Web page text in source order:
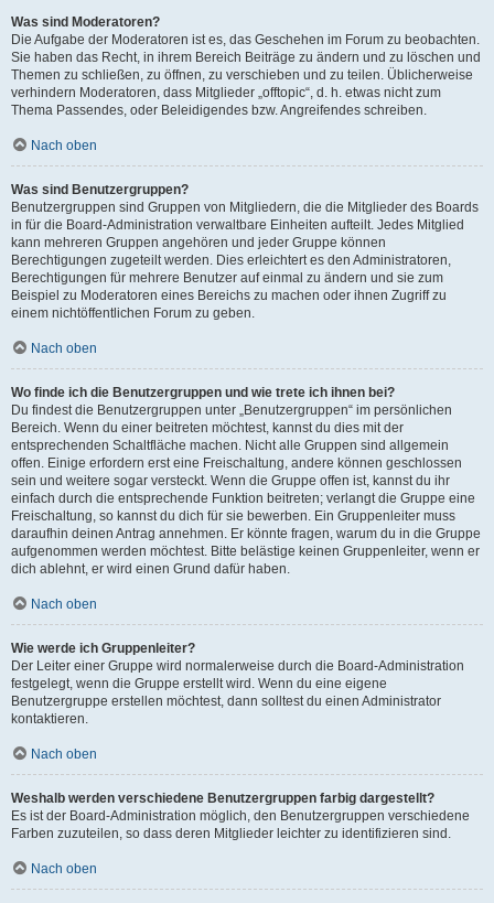
Was sind Moderatoren?
Die Aufgabe der Moderatoren ist es, das Geschehen im Forum zu beobachten.
Sie haben das Recht, in ihrem Bereich Beiträge zu ändern und zu löschen und
Themen zu schließen, zu öffnen, zu verschieben und zu teilen. Üblicherweise
verhindern Moderatoren, dass Mitglieder „offtopic“, d. h. etwas nicht zum
Thema Passendes, oder Beleidigendes bzw. Angreifendes schreiben.
Nach oben
Was sind Benutzergruppen?
Benutzergruppen sind Gruppen von Mitgliedern, die die Mitglieder des Boards
in für die Board-Administration verwaltbare Einheiten aufteilt. Jedes Mitglied
kann mehreren Gruppen angehören und jeder Gruppe können
Berechtigungen zugeteilt werden. Dies erleichtert es den Administratoren,
Berechtigungen für mehrere Benutzer auf einmal zu ändern und sie zum
Beispiel zu Moderatoren eines Bereichs zu machen oder ihnen Zugriff zu
einem nichtöffentlichen Forum zu geben.
Nach oben
Wo finde ich die Benutzergruppen und wie trete ich ihnen bei?
Du findest die Benutzergruppen unter „Benutzergruppen“ im persönlichen
Bereich. Wenn du einer beitreten möchtest, kannst du dies mit der
entsprechenden Schaltfläche machen. Nicht alle Gruppen sind allgemein
offen. Einige erfordern erst eine Freischaltung, andere können geschlossen
sein und weitere sogar versteckt. Wenn die Gruppe offen ist, kannst du ihr
einfach durch die entsprechende Funktion beitreten; verlangt die Gruppe eine
Freischaltung, so kannst du dich für sie bewerben. Ein Gruppenleiter muss
daraufhin deinen Antrag annehmen. Er könnte fragen, warum du in die Gruppe
aufgenommen werden möchtest. Bitte belästige keinen Gruppenleiter, wenn er
dich ablehnt, er wird einen Grund dafür haben.
Nach oben
Wie werde ich Gruppenleiter?
Der Leiter einer Gruppe wird normalerweise durch die Board-Administration
festgelegt, wenn die Gruppe erstellt wird. Wenn du eine eigene
Benutzergruppe erstellen möchtest, dann solltest du einen Administrator
kontaktieren.
Nach oben
Weshalb werden verschiedene Benutzergruppen farbig dargestellt?
Es ist der Board-Administration möglich, den Benutzergruppen verschiedene
Farben zuzuteilen, so dass deren Mitglieder leichter zu identifizieren sind.
Nach oben